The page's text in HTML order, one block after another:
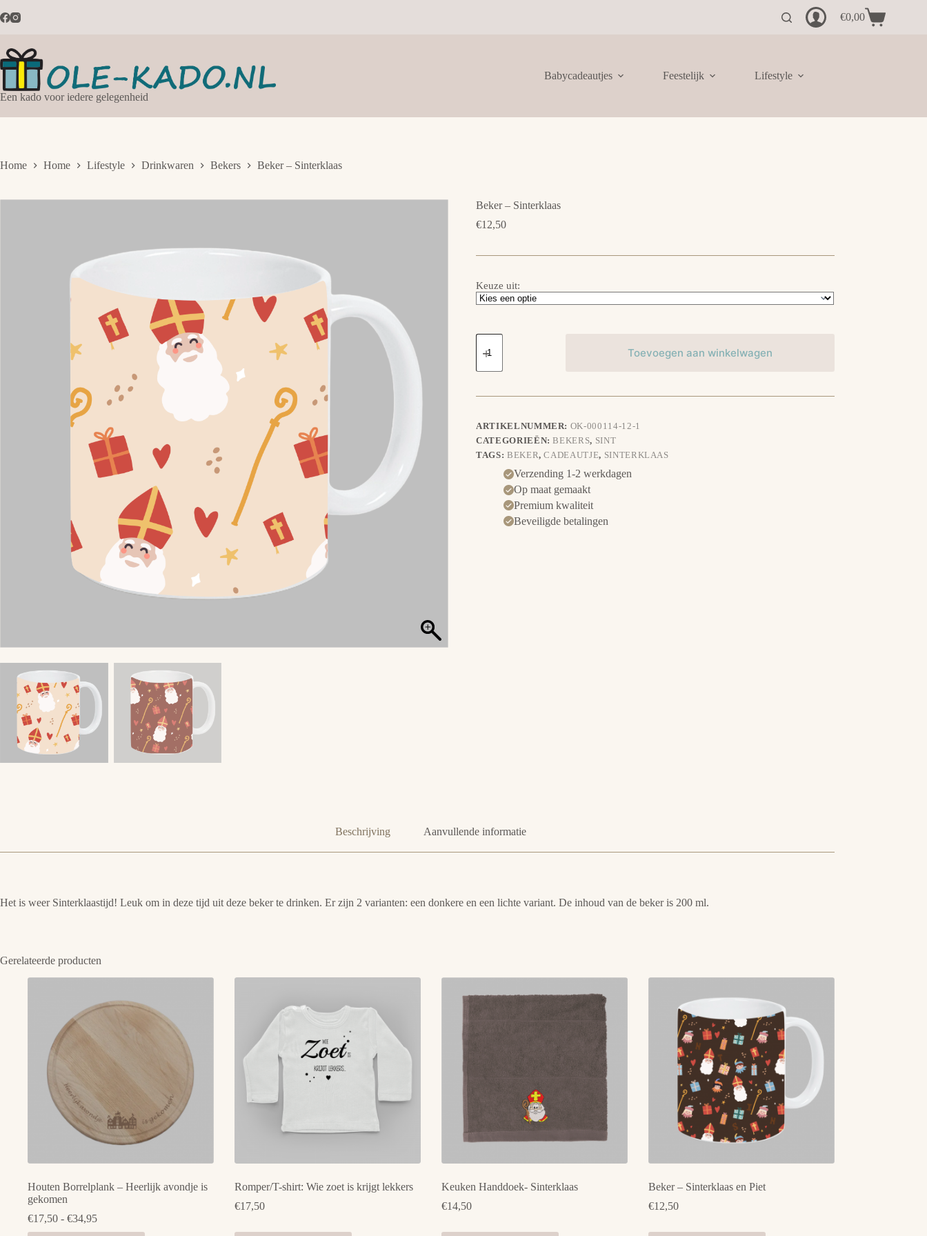
naar
Winkelwagen
€0,00
Een kado voor iedere gelegenheid
Babycadeautjes Feestelijk Lifestyle
Home Home Lifestyle Drinkwaren Bekers Beker – Sinterklaas
Beker – Sinterklaas
€12,50
Keuze uit:
Beker
aantal
Toevoegen aan winkelwagen
ARTIKELNUMMER: OK-000114-12-1
CATEGORIEËN:BEKERS, SINT
TAGS: BEKER,CADEAUTJE, SINTERKLAAS
Verzending 1-2 werkdagen
Op maat gemaakt
Premium kwaliteit
Beveiligde betalingen
Beschrijving Aanvullende informatie
Het is weer Sinterklaastijd! Leuk om in deze tijd uit deze beker te drinken. Er zijn 2 varianten: een donkere en een lichte variant. De inhoud van de beker is 200 ml.
Gerelateerde producten
Houten Borrelplank – Heerlijk avondje is
gekomen
€17,50 - €34,95Prijsklasse:
€17,50
Romper/T-shirt: Wie zoet is krijgt lekkers
€17,50
Keuken Handdoek- Sinterklaas
€14,50
Beker – Sinterklaas en Piet
€12,50